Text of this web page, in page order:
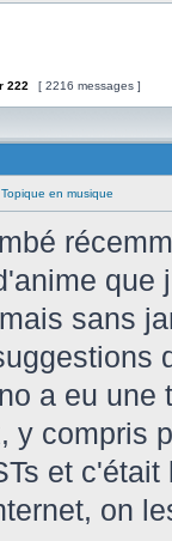
222 [ 2216 messages ]
en musique
que
sans
a eu une
y compris
et
on